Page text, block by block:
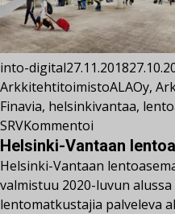
into-digital27.11.2018
ArkkitehtitoimistoALAOy,
Finavia, helsinkivantaa,
SRVKommentoi
Helsinki-Vantaan
Helsinki-Vantaan
valmistuu 2020-luvun
lentomatkustajia palveleva